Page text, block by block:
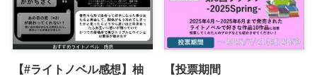
【#ライトノベル感想】柚
【投票期間